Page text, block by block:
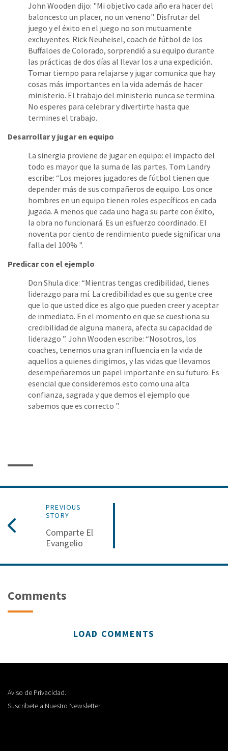
John Wooden dijo: "Mi objetivo cada año era hacer del
baloncesto un placer, no un veneno". Disfrutar del
juego y el éxito en el juego no son mutuamente
excluyentes. Rick Neuheisel, coach de fútbol de los
Buffaloes de Colorado, sorprendió a su equipo durante
las prácticas de dos días al llevar los a una expedición.
Tomar tiempo para relajarse y jugar comunica que hay
cosas más importantes en la vida además de hacer
ministerio. El trabajo del ministerio nunca se termina.
No esperes para celebrar y divertirte hasta que
termines el trabajo.
Desarrollar y jugar en equipo
La sinergia proviene de jugar en equipo: el impacto del
todo es mayor que la suma de las partes. Tom Landry
escribe: “Los mejores jugadores de fútbol tienen que
depender más de sus compañeros de equipo. Los once
hombres en un equipo tienen roles específicos en cada
jugada. A menos que cada uno haga su parte con éxito,
la obra no funcionará. Es un esfuerzo coordinado. El
noventa por ciento de rendimiento puede significar una
falla del 100% ".
Predicar con el ejemplo
Don Shula dice: “Mientras tengas credibilidad, tienes
liderazgo para mí. La credibilidad es que su gente cree
que lo que usted dice es algo que pueden creer y aceptar
de inmediato. En el momento en que se cuestiona su
credibilidad de alguna manera, afecta su capacidad de
liderazgo ”. John Wooden escribe: “Nosotros, los
coaches, tenemos una gran influencia en la vida de
aquellos a quienes dirigimos, y las vidas que llevamos
desempeñaremos un papel importante en su futuro. Es
esencial que consideremos esto como una alta
confianza, sagrada y que demos el ejemplo que
sabemos que es correcto ".
PREVIOUS
STORY
Comparte El
Evangelio
Comments
LOAD COMMENTS
Aviso de Privacidad.
Suscribete a Nuestro Newsletter